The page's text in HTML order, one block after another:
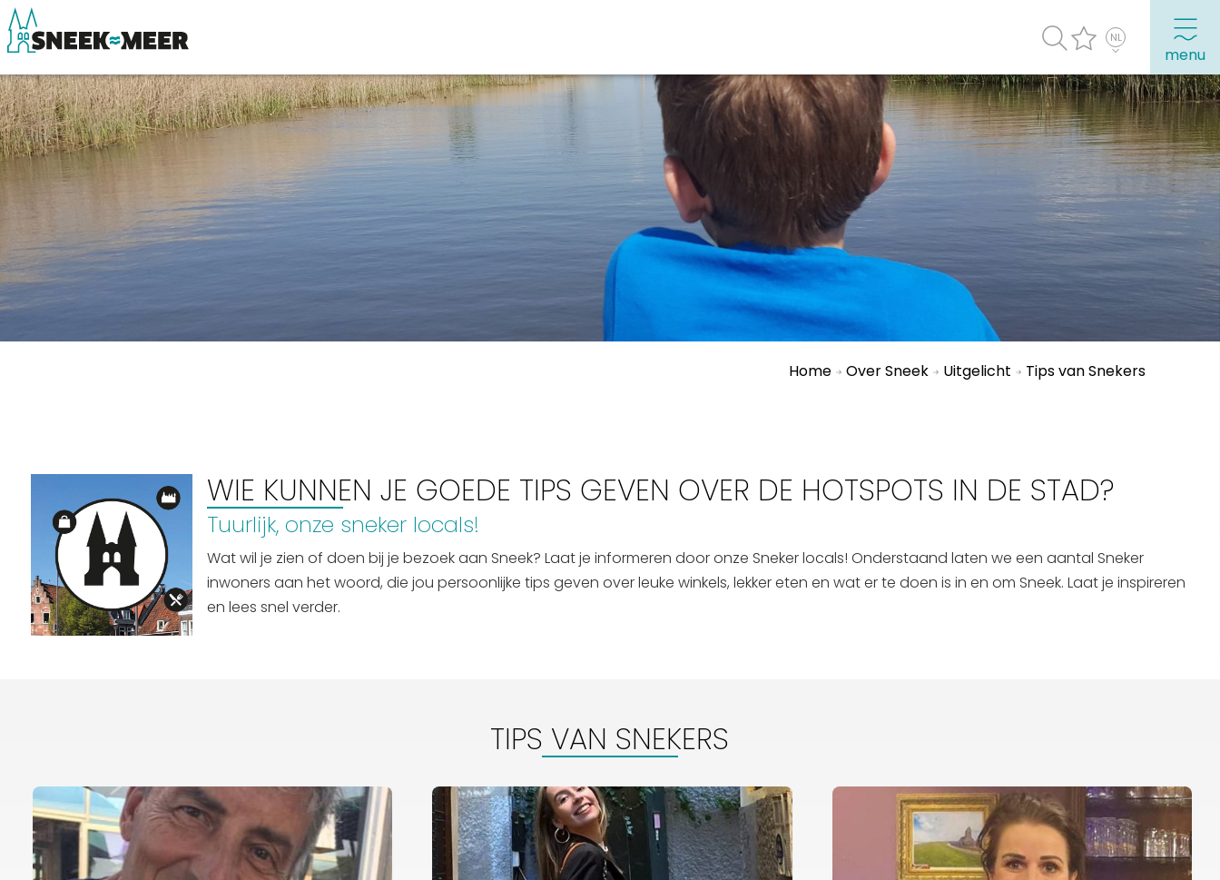
menu
Over Sneek
Uitgelicht
Praktische informatie
Toeristische informatie
Winkelen, uitgaan en doen
Eten, drinken & uitgaan
Watersport
Winkelen
En meer
Arrangementen
Jouw Sneek
De Friese meren
Other languages
UITagenda Veel bezochte pagina's:
Top 10 leuke dingen
Vakantie vieren in Sneek
Uitgaan in Sneek
Overnachten in Sneek
Citygame Escapegame Sneek
Winkelen in Sneek
Home Over Sneek Uitgelicht Tips van Snekers
WIE KUNNEN JE GOEDE TIPS GEVEN OVER DE HOTSPOTS IN DE STAD?
Tuurlijk, onze sneker locals!
Wat wil je zien of doen bij je bezoek aan Sneek? Laat je informeren door onze Sneker locals! Onderstaand laten we een aantal Sneker
inwoners aan het woord, die jou persoonlijke tips geven over leuke winkels, lekker eten en wat er te doen is in en om Sneek. Laat je inspireren
en lees snel verder.
TIPS VAN SNEKERS